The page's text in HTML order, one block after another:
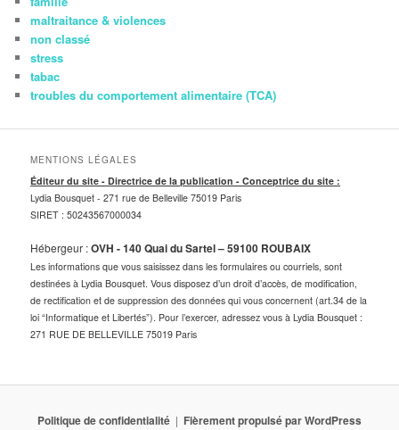
maltraitance & violences
non classé
stress
tabac
troubles du comportement alimentaire (TCA)
MENTIONS LÉGALES
Éditeur du site - Directrice de la publication - Conceptrice du site :
Lydia Bousquet -271 rue de Belleville 75019 Paris
SIRET : 50243567000034
Hébergeur :OVH - 140 Quai du Sartel – 59100 ROUBAIX
Les informations que vous saisissez dans les formulaires ou courriels, sont
destinées à Lydia Bousquet. Vous disposez d’un droit d’accès, de modification,
de rectification et de suppression des données qui vous concernent (art.34 de la
loi “Informatique et Libertés”). Pour l’exercer, adressez vous à Lydia Bousquet :
271 RUE DE BELLEVILLE 75019 Paris
Politique de confidentialité Fièrement propulsé par WordPress